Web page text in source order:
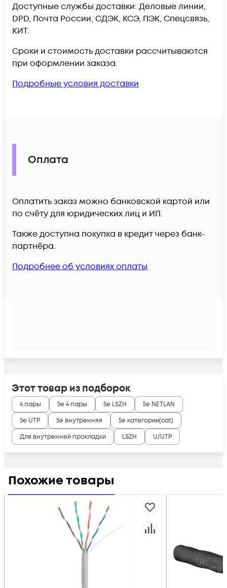
Доступные службы доставки: Деловые линии,
DPD, Почта России, СДЭК, КСЭ, ПЭК, Спецсвязь,
КИТ.
Сроки и стоимость доставки рассчитываются
при оформлении заказа.
Подробные условия доставки
Оплата
Оплатить заказ можно банковской картой или
по счёту для юридических лиц и ИП.
Также доступна покупка в кредит через банк-
партнёра.
Подробнее об условиях оплаты
Этот товар из подборок
4 пары 5e 4 пары 5e LSZH
5e NETLAN
5e UTP
5e внутренняя
5e категории(cat)
Для внутренней прокладки
LSZH U/UTP
Похожие товары